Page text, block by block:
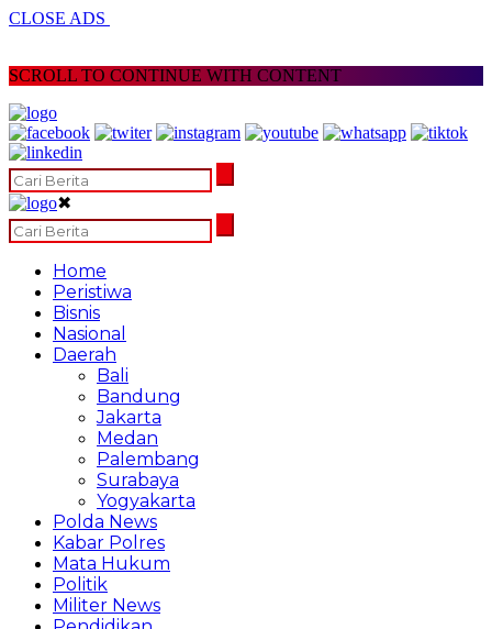
CLOSE ADS
SCROLL TO CONTINUE WITH CONTENT
✖
Home
Peristiwa
Bisnis
Nasional
Daerah
Bali
Bandung
Jakarta
Medan
Palembang
Surabaya
Yogyakarta
Polda News
Kabar Polres
Mata Hukum
Politik
Militer News